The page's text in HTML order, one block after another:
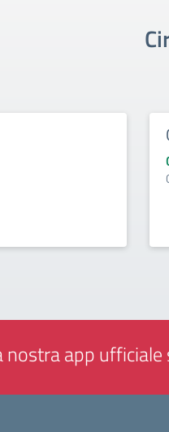
nostra app ufficiale